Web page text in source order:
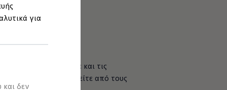
για
και δεν
γνήσια ανταλλακτικά και τις
οδηγείτε. Επωφεληθείτε από τους